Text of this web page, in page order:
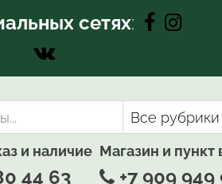
сетях:
и наличие
44 63
Магазин и пункт
+7 909 949